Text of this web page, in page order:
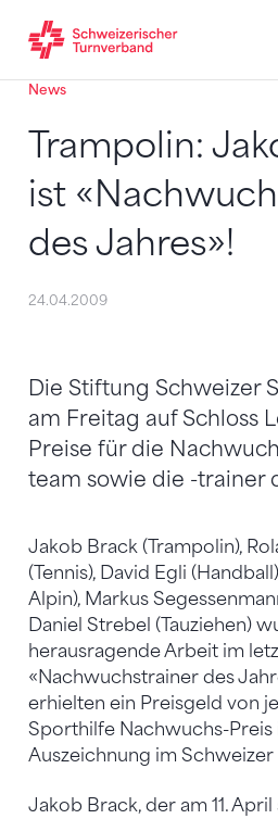
Zum Inhalt springen
Zur Sitemap navigieren
Zum Navigieren dieser Seite
News
Trampolin:
ist
des Jahres»!
24.04.2009
Die Stiftung Schweizer
am Freitag auf Schloss
Preise für die
team sowie die -trainer
Jakob Brack (Trampolin),
(Tennis), David Egli
Alpin), Markus
Daniel Strebel (Tauziehen)
herausragende Arbeit im
«Nachwuchstrainer des
erhielten ein Preisgeld von
Sporthilfe Nachwuchs-
Auszeichnung im
Jakob Brack, der am 11. April